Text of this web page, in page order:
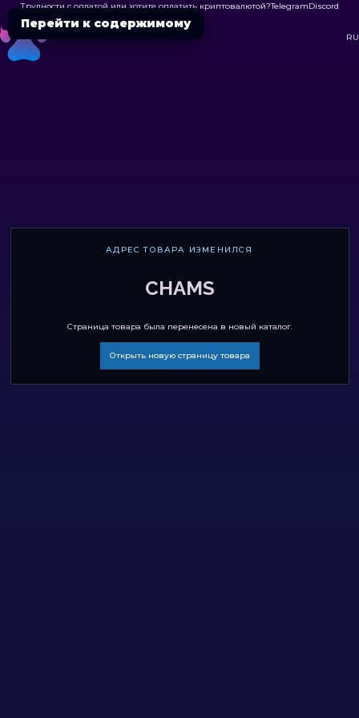
Перейти к содержимому
Трудности с оплатой или хотите оплатить криптовалютой?TelegramDiscord

RU
АДРЕС ТОВАРА ИЗМЕНИЛСЯ
CHAMS
Страница товара была перенесена в новый каталог.
Открыть новую страницу товара